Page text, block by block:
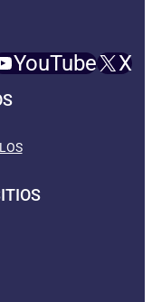
YouTube X